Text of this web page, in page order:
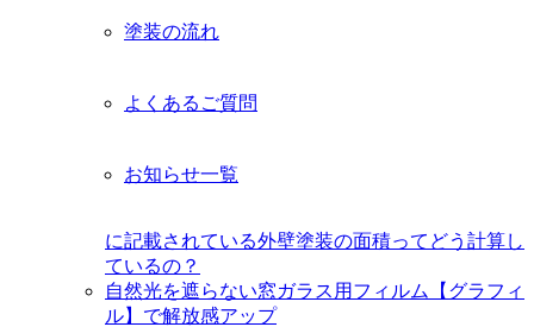
塗装の流れ
よくあるご質問
お知らせ一覧
に記載されている外壁塗装の面積ってどう計算し
ているの？
自然光を遮らない窓ガラス用フィルム【グラフィ
ル】で解放感アップ